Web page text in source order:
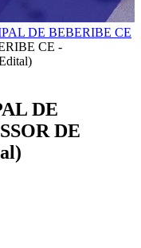
DE BEBERIBE CE
CE -
DE
DE